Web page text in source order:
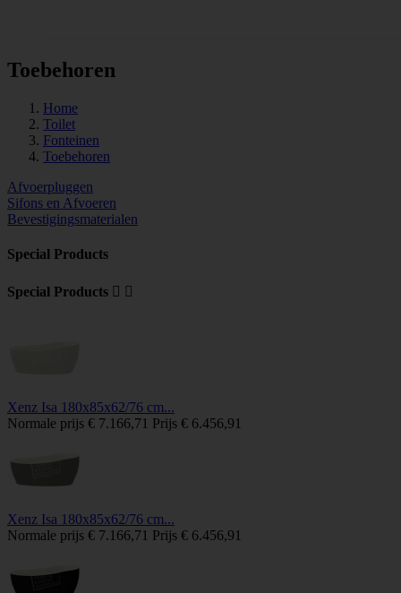
Toebehoren
Home
Toilet
Fonteinen
Toebehoren
Afvoerpluggen
Sifons en Afvoeren
Bevestigingsmaterialen
Special Products
Special Products  
Xenz Isa 180x85x62/76 cm...
Normale prijs € 7.166,71 Prijs € 6.456,91
Xenz Isa 180x85x62/76 cm...
Normale prijs € 7.166,71 Prijs € 6.456,91